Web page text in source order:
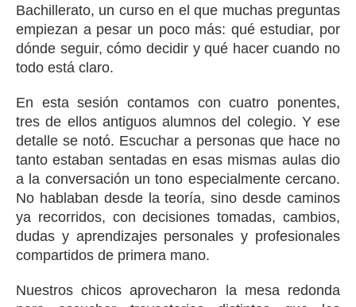
Bachillerato, un curso en el que muchas preguntas
empiezan a pesar un poco más: qué estudiar, por
dónde seguir, cómo decidir y qué hacer cuando no
todo está claro.
En esta sesión contamos con cuatro ponentes,
tres de ellos antiguos alumnos del colegio. Y ese
detalle se notó. Escuchar a personas que hace no
tanto estaban sentadas en esas mismas aulas dio
a la conversación un tono especialmente cercano.
No hablaban desde la teoría, sino desde caminos
ya recorridos, con decisiones tomadas, cambios,
dudas y aprendizajes personales y profesionales
compartidos de primera mano.
Nuestros chicos aprovecharon la mesa redonda